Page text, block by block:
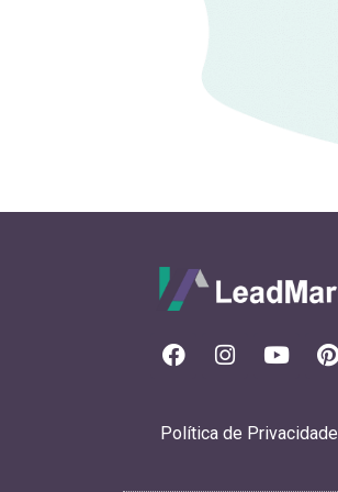
Política de Privacidade